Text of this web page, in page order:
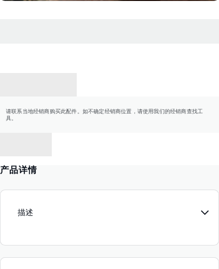
请联系当地经销商购买此配件。如不确定经销商位置，请使用我们的经销商查找工
具。
产品详情
描述